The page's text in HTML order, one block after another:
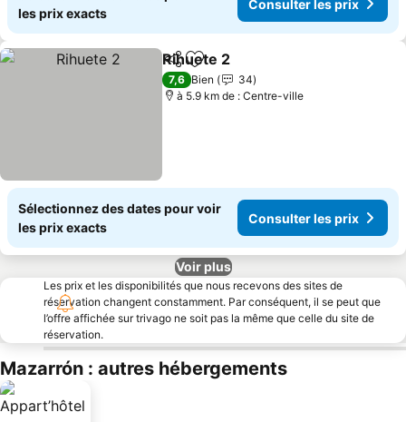
les prix exacts
Consulter les prix
PartagerAjouter à mes favoris
Rihuete 2
7,6 Bien
34
à 5.9 km de : Centre-ville
Sélectionnez des dates pour voir
les prix exacts
Consulter les prix
Voir plus
Les prix et les disponibilités que nous recevons des sites de
réservation changent constamment. Par conséquent, il se peut que
l’offre affichée sur trivago ne soit pas la même que celle du site de
réservation.
Mazarrón : autres hébergements